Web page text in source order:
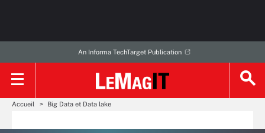
An Informa TechTarget Publication
Accueil Big Data et Data lake